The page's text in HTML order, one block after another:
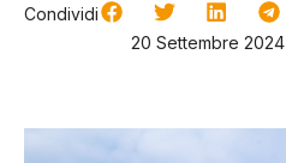
Condividi
20 Settembre 2024